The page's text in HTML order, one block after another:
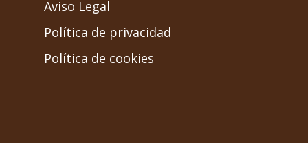
Aviso Legal
Política de privacidad
Política de cookies